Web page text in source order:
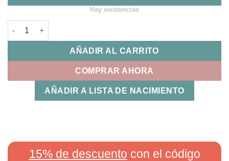
Hay existencias
Bolsa Maternidad Cornelia Bimbidreams cantidad
AÑADIR AL CARRITO
COMPRAR AHORA
AÑADIR A LISTA DE NACIMIENTO
15% de descuento con el código